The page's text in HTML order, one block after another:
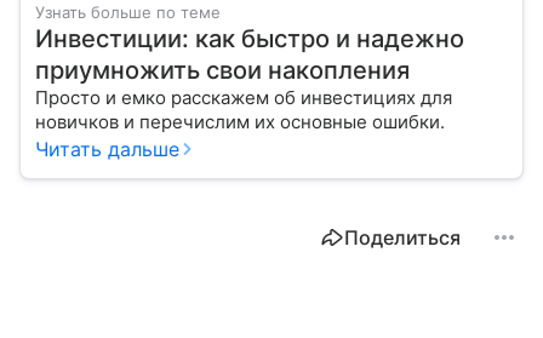
Узнать больше по теме
Инвестиции: как быстро и надежно
приумножить свои накопления
Просто и емко расскажем об инвестициях для
новичков и перечислим их основные ошибки.
Читать дальше
Поделиться